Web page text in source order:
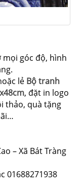
mọi góc độ, hình
lẻ Bộ tranh
, đặt in logo
thảo, quà tặng
– Xã Bát Tràng
01688271938